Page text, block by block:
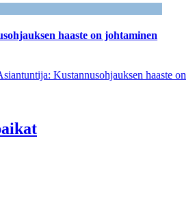
haaste on johtaminen
Kustannusohjauksen haaste on